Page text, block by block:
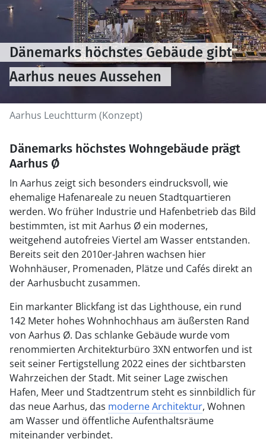
Aarhus Leuchtturm (Konzept)
Dänemarks höchstes Gebäude gibt
Aarhus neues Aussehen
Dänemarks höchstes Wohngebäude prägt
Aarhus Ø
In Aarhus zeigt sich besonders eindrucksvoll, wie
ehemalige Hafenareale zu neuen Stadtquartieren
werden. Wo früher Industrie und Hafenbetrieb das Bild
bestimmten, ist mit Aarhus Ø ein modernes,
weitgehend autofreies Viertel am Wasser entstanden.
Bereits seit den 2010er-Jahren wachsen hier
Wohnhäuser, Promenaden, Plätze und Cafés direkt an
der Aarhusbucht zusammen.
Ein markanter Blickfang ist das Lighthouse, ein rund
142 Meter hohes Wohnhochhaus am äußersten Rand
von Aarhus Ø. Das schlanke Gebäude wurde vom
renommierten Architekturbüro 3XN entworfen und ist
seit seiner Fertigstellung 2022 eines der sichtbarsten
Wahrzeichen der Stadt. Mit seiner Lage zwischen
Hafen, Meer und Stadtzentrum steht es sinnbildlich für
das neue Aarhus, das moderne Architektur, Wohnen
am Wasser und öffentliche Aufenthaltsräume
miteinander verbindet.